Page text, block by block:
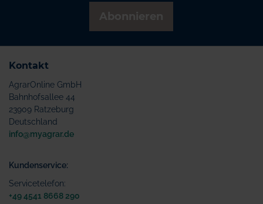
Kontakt
AgrarOnline GmbH
Bahnhofsallee 44
23909 Ratzeburg
Deutschland
info@myagrar.de
Kundenservice:
Servicetelefon:
+49 4541 8668 290